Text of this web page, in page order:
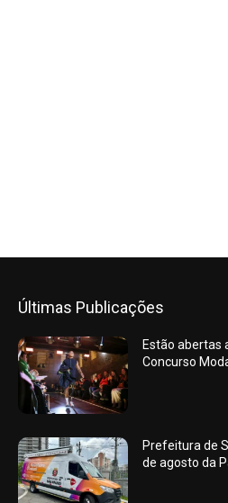
Últimas Publicações
Estão abertas
Concurso
Prefeitura de
de agosto da